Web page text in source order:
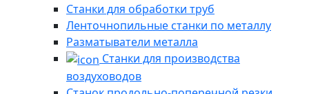
Станки для обработки труб
Ленточнопильные станки по металлу
Разматыватели металла
Станки для производства
воздуховодов